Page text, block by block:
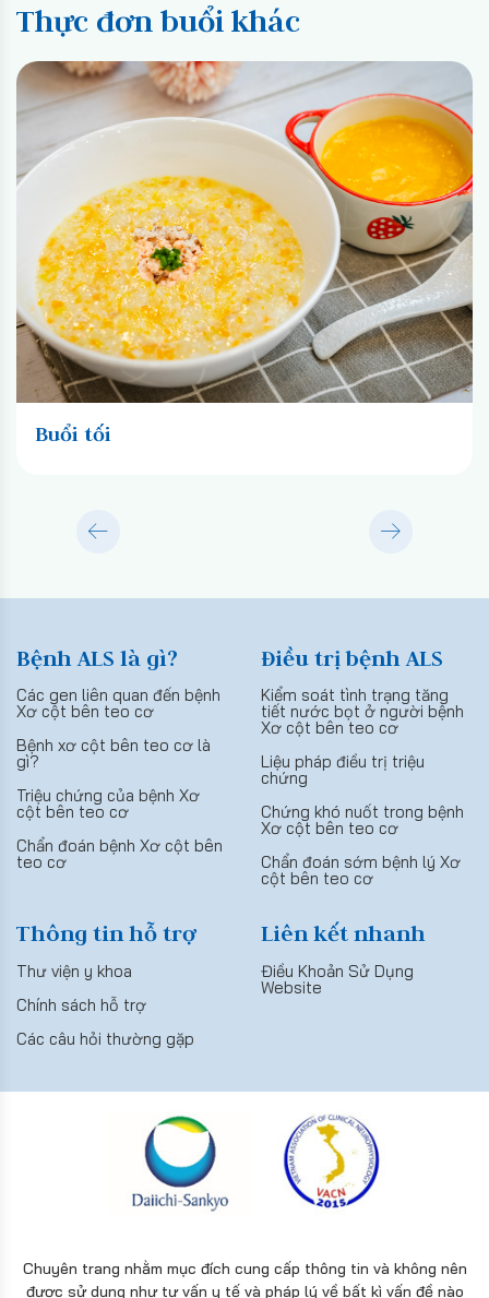
Thực đơn buổi khác
Buổi tối
Bệnh ALS là gì?
Các gen liên quan đến bệnh
Xơ cột bên teo cơ
Bệnh xơ cột bên teo cơ là
gì?
Triệu chứng của bệnh Xơ
cột bên teo cơ
Chẩn đoán bệnh Xơ cột bên
teo cơ
Điều trị bệnh ALS
Kiểm soát tình trạng tăng
tiết nước bọt ở người bệnh
Xơ cột bên teo cơ
Liệu pháp điều trị triệu
chứng
Chứng khó nuốt trong bệnh
Xơ cột bên teo cơ
Chẩn đoán sớm bệnh lý Xơ
cột bên teo cơ
Thông tin hỗ trợ
Thư viện y khoa
Chính sách hỗ trợ
Các câu hỏi thường gặp
Liên kết nhanh
Điều Khoản Sử Dụng
Website
Chuyên trang nhằm mục đích cung cấp thông tin và không nên
được sử dụng như tư vấn y tế và pháp lý về bất kì vấn đề nào